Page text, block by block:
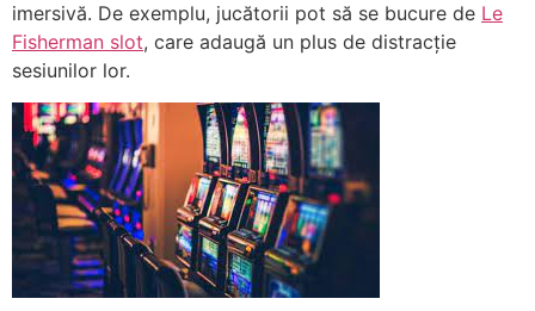
imersivă. De exemplu, jucătorii pot să se bucure de Le
Fisherman slot, care adaugă un plus de distracție
sesiunilor lor.